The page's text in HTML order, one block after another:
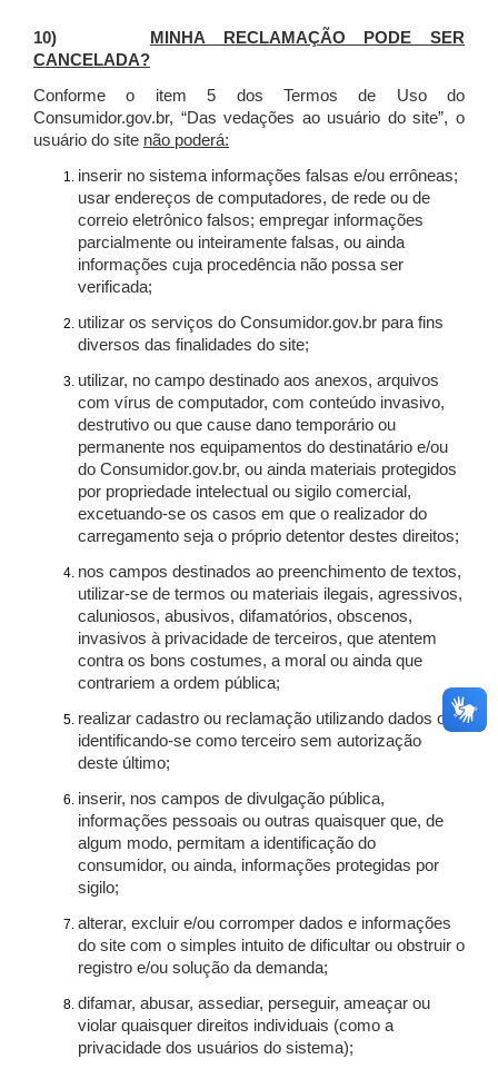
10)
MINHA RECLAMAÇÃO PODE SER
CANCELADA?
Conforme o item 5 dos Termos de Uso do
Consumidor.gov.br, “Das vedações ao usuário do site”, o
usuário do site não poderá:
inserir no sistema informações falsas e/ou errôneas;
usar endereços de computadores, de rede ou de
correio eletrônico falsos; empregar informações
parcialmente ou inteiramente falsas, ou ainda
informações cuja procedência não possa ser
verificada;
utilizar os serviços do Consumidor.gov.br para fins
diversos das finalidades do site;
utilizar, no campo destinado aos anexos, arquivos
com vírus de computador, com conteúdo invasivo,
destrutivo ou que cause dano temporário ou
permanente nos equipamentos do destinatário e/ou
do Consumidor.gov.br, ou ainda materiais protegidos
por propriedade intelectual ou sigilo comercial,
excetuando-se os casos em que o realizador do
carregamento seja o próprio detentor destes direitos;
nos campos destinados ao preenchimento de textos,
utilizar-se de termos ou materiais ilegais, agressivos,
caluniosos, abusivos, difamatórios, obscenos,
invasivos à privacidade de terceiros, que atentem
contra os bons costumes, a moral ou ainda que
contrariem a ordem pública;
realizar cadastro ou reclamação utilizando dados ou
identificando-se como terceiro sem autorização
deste último;
inserir, nos campos de divulgação pública,
informações pessoais ou outras quaisquer que, de
algum modo, permitam a identificação do
consumidor, ou ainda, informações protegidas por
sigilo;
alterar, excluir e/ou corromper dados e informações
do site com o simples intuito de dificultar ou obstruir o
registro e/ou solução da demanda;
difamar, abusar, assediar, perseguir, ameaçar ou
violar quaisquer direitos individuais (como a
privacidade dos usuários do sistema);